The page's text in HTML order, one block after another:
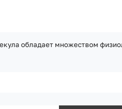
обладает множеством